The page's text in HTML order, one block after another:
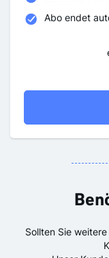
Abo endet
Sollten Sie